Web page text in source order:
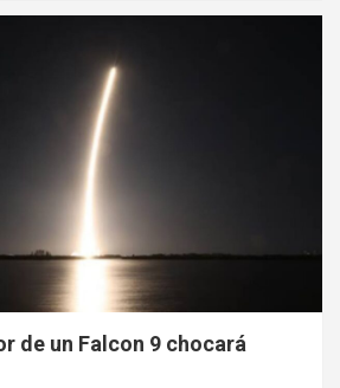
de un Falcon 9 chocará